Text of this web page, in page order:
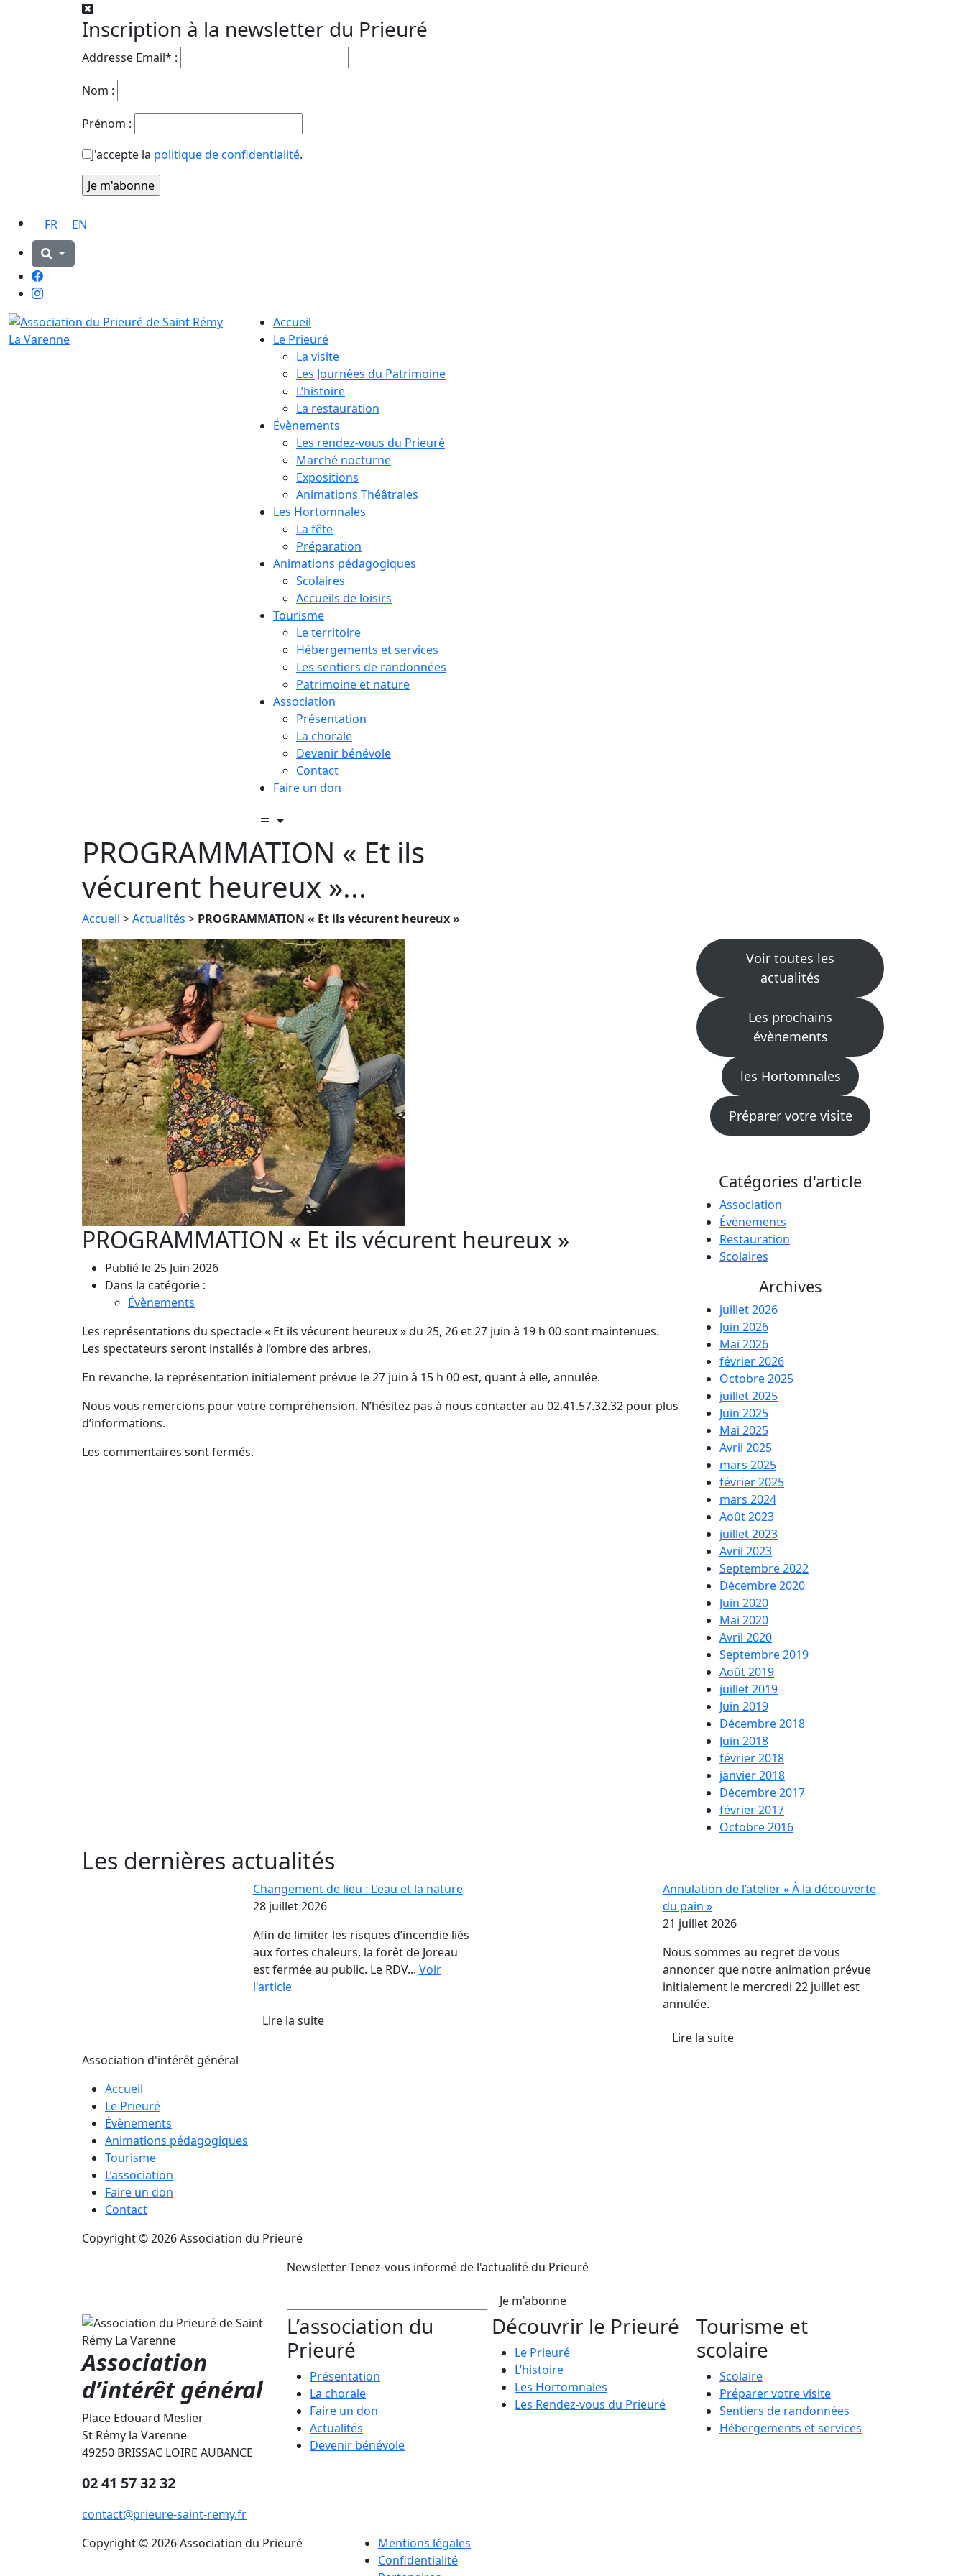
Inscription à la newsletter du Prieuré
Addresse Email* :
Nom :
Prénom :
J'accepte la politique de confidentialité.
FR EN
Facebook
Instagram
Accueil
Le Prieuré
La visite
Les Journées du Patrimoine
L’histoire
La restauration
Évènements
Les rendez-vous du Prieuré
Marché nocturne
Expositions
Animations Théâtrales
Les Hortomnales
La fête
Préparation
Animations pédagogiques
Scolaires
Accueils de loisirs
Tourisme
Le territoire
Hébergements et services
Les sentiers de randonnées
Patrimoine et nature
Association
Présentation
La chorale
Devenir bénévole
Contact
Faire un don
PROGRAMMATION « Et ils
vécurent heureux »...
Accueil >Actualités > PROGRAMMATION « Et ils vécurent heureux »
PROGRAMMATION « Et ils vécurent heureux »
Publié le 25 Juin 2026
Dans la catégorie :
Évènements
Les représentations du spectacle « Et ils vécurent heureux » du 25, 26 et 27 juin à 19 h 00 sont maintenues.
Les spectateurs seront installés à l’ombre des arbres.
En revanche, la représentation initialement prévue le 27 juin à 15 h 00 est, quant à elle, annulée.
Nous vous remercions pour votre compréhension. N’hésitez pas à nous contacter au 02.41.57.32.32 pour plus
d’informations.
Les commentaires sont fermés.
Voir toutes les
actualités
Les prochains
évènements
les Hortomnales
Préparer votre visite
Catégories d'article
Association
Évènements
Restauration
Scolaires
Archives
juillet 2026
Juin 2026
Mai 2026
février 2026
Octobre 2025
juillet 2025
Juin 2025
Mai 2025
Avril 2025
mars 2025
février 2025
mars 2024
Août 2023
juillet 2023
Avril 2023
Septembre 2022
Décembre 2020
Juin 2020
Mai 2020
Avril 2020
Septembre 2019
Août 2019
juillet 2019
Juin 2019
Décembre 2018
Juin 2018
février 2018
janvier 2018
Décembre 2017
février 2017
Octobre 2016
Les dernières actualités
Changement de lieu : L’eau et la nature
28 juillet 2026
Afin de limiter les risques d’incendie liés
aux fortes chaleurs, la forêt de Joreau
est fermée au public. Le RDV... Voir
l'article
Lire la suite
Annulation de l’atelier « À la découverte
du pain »
21 juillet 2026
Nous sommes au regret de vous
annoncer que notre animation prévue
initialement le mercredi 22 juillet est
annulée.
Lire la suite
Association d'intérêt général
Accueil
Le Prieuré
Évènements
Animations pédagogiques
Tourisme
L’association
Faire un don
Contact
Copyright © 2026 Association du Prieuré
NewsletterTenez-vous informé de l'actualité du Prieuré
Je m'abonne
Association
d’intérêt général
Place Edouard Meslier
St Rémy la Varenne
49250 BRISSAC LOIRE AUBANCE
02 41 57 32 32
contact@prieure-saint-remy.fr
L’association du
Prieuré
Présentation
La chorale
Faire un don
Actualités
Devenir bénévole
Découvrir le Prieuré
Le Prieuré
L’histoire
Les Hortomnales
Les Rendez-vous du Prieuré
Tourisme et
scolaire
Scolaire
Préparer votre visite
Sentiers de randonnées
Hébergements et services
Copyright © 2026 Association du Prieuré
Mentions légales
Confidentialité